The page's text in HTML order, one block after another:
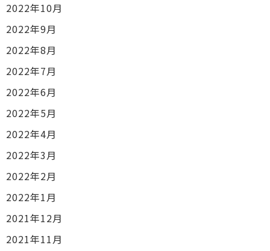
2022年10月
2022年9月
2022年8月
2022年7月
2022年6月
2022年5月
2022年4月
2022年3月
2022年2月
2022年1月
2021年12月
2021年11月